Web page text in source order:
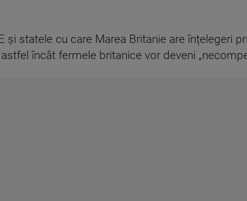
și statele cu care Marea Britanie are înțelegeri
încât fermele britanice vor deveni